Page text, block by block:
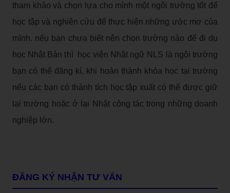
tham khảo và chọn lựa cho mình một ngôi trường tốt để
học tập và nghiên cứu để thực hiện những ước mơ của
mình. nếu bạn chưa biết nên chọn trường nào để đi du
học Nhật Bản thì học viện Nhật ngữ NLS là ngôi trường
bạn có thể đăng kí, khi hoàn thành khóa học tại trường
nếu các bạn có thành tích học tập xuất có thể được giữ
lại trường hoặc ở lại Nhật công tác trong những doanh
nghiệp lớn.
ĐĂNG KÝ NHẬN TƯ VẤN